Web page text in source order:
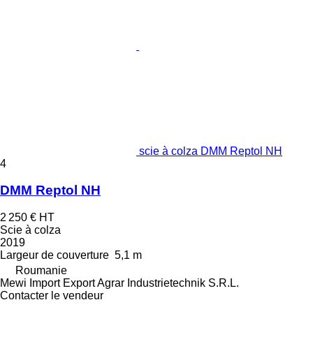
scie à colza DMM Reptol NH
4
DMM Reptol NH
2 250 € HT
Scie à colza
2019
Largeur de couverture 5,1 m
Roumanie
Mewi Import Export Agrar Industrietechnik S.R.L.
Contacter le vendeur